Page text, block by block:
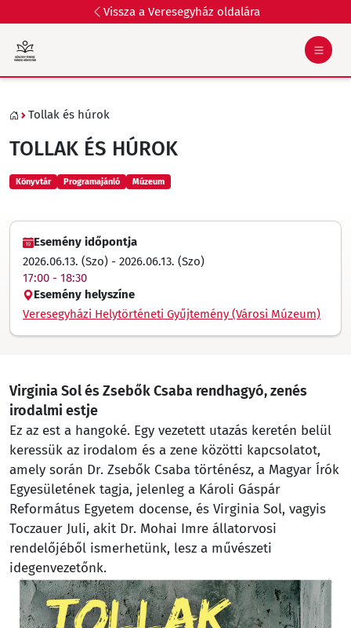
Vissza a Veresegyház oldalára
Tollak és húrok
TOLLAK ÉS HÚROK
Könyvtár Programajánló Múzeum
Esemény időpontja
2026.06.13. (Szo) - 2026.06.13. (Szo)
17:00 - 18:30
Esemény helyszíne
Veresegyházi Helytörténeti Gyűjtemény (Városi Múzeum)
Virginia Sol és Zsebők Csaba rendhagyó, zenés
irodalmi estje
Ez az est a hangoké. Egy vezetett utazás keretén belül
keressük az irodalom és a zene közötti kapcsolatot,
amely során Dr. Zsebők Csaba történész, a Magyar Írók
Egyesületének tagja, jelenleg a Károli Gáspár
Református Egyetem docense, és Virginia Sol, vagyis
Toczauer Juli, akit Dr. Mohai Imre állatorvosi
rendelőjéből ismerhetünk, lesz a művészeti
idegenvezetőnk.